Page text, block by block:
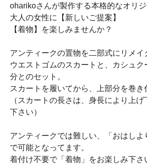
oharikoさんが製作する本格的なオリ
大人の女性に【新しいご提案】
【着物】を楽しみませんか？
アンティークの置物を二部式にリメイ
ウエストゴムのスカートと、カシュク
分とのセット。
スカートを履いてから、上部分を巻き
（スカートの長さは、身長により上
下さい）
アンティークでは難しい、「おはしよ
で可能となってます。
着付け不要で「着物」をお楽しみ下さ